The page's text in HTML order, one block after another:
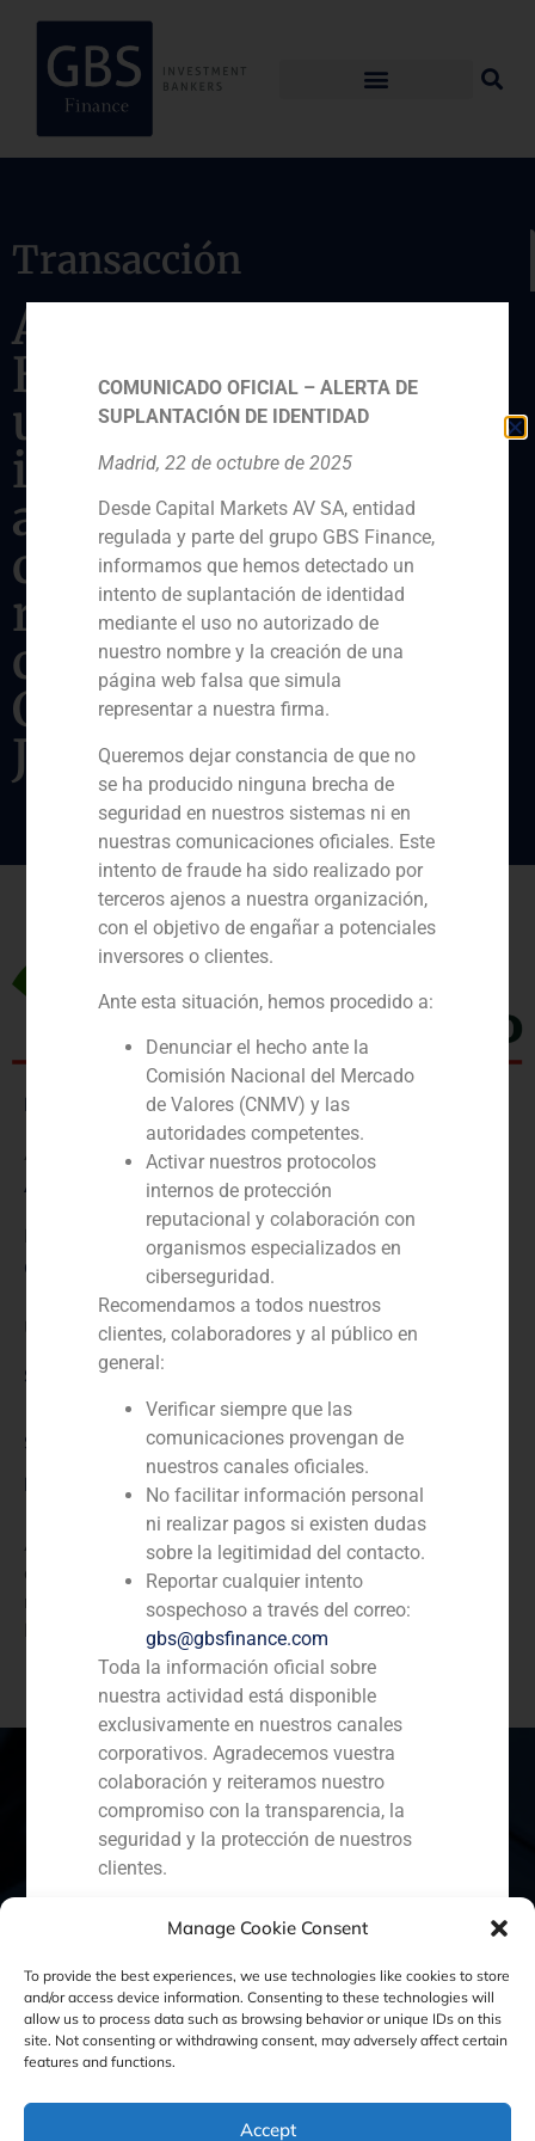
Manage Cookie Consent
To provide the best experiences, we use technologies like cookies to store
and/or access device information. Consenting to these technologies will
allow us to process data such as browsing behavior or unique IDs on this
site. Not consenting or withdrawing consent, may adversely affect certain
features and functions.
Accept
Transacción
Asesor de Unicaja
Banco en la venta de
una cartera de activos
inmobiliarios
adjudicados con
componentes
residenciales y
comerciales a
CERBERUS, TALUS y
J.P. Morgan.
Rol:
Asesor financiero
Año:
Cliente:
Unicaja Banco
Servicio / Sector
Special Situations Group
Descripción
Asesor de Unicaja Banco en la venta de una cartera
de activos inmobiliarios adjudicados con componentes
residenciales y comerciales a CERBERUS, TALUS y J.P.
España Portugal Colombia
Política de Cookies Política de Privacidad
Aviso Legal
COMUNICADO OFICIAL – ALERTA DE
SUPLANTACIÓN DE IDENTIDAD
Madrid, 22 de octubre de 2025
Desde Capital Markets AV SA, entidad
regulada y parte del grupo GBS Finance,
informamos que hemos detectado un
intento de suplantación de identidad
mediante el uso no autorizado de
nuestro nombre y la creación de una
página web falsa que simula
representar a nuestra firma.
Queremos dejar constancia de que no
se ha producido ninguna brecha de
seguridad en nuestros sistemas ni en
nuestras comunicaciones oficiales. Este
intento de fraude ha sido realizado por
terceros ajenos a nuestra organización,
con el objetivo de engañar a potenciales
inversores o clientes.
Ante esta situación, hemos procedido a:
Denunciar el hecho ante la
Comisión Nacional del Mercado
de Valores (CNMV) y las
autoridades competentes.
Activar nuestros protocolos
internos de protección
reputacional y colaboración con
organismos especializados en
ciberseguridad.
Recomendamos a todos nuestros
clientes, colaboradores y al público en
general:
Verificar siempre que las
comunicaciones provengan de
nuestros canales oficiales.
No facilitar información personal
ni realizar pagos si existen dudas
sobre la legitimidad del contacto.
Reportar cualquier intento
sospechoso a través del correo:
gbs@gbsfinance.com
Toda la información oficial sobre
nuestra actividad está disponible
exclusivamente en nuestros canales
corporativos. Agradecemos vuestra
colaboración y reiteramos nuestro
compromiso con la transparencia, la
seguridad y la protección de nuestros
clientes.
GBS Finance